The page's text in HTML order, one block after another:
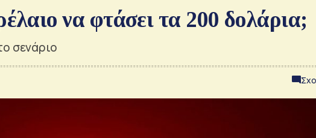
να φτάσει τα 200 δολάρια;
σενάριο